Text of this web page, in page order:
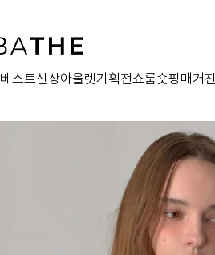
베스트신상아울렛기획전쇼룸숏핑 매거진